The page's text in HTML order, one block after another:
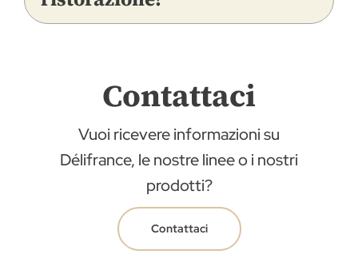
Contattaci
Vuoi ricevere informazioni su
Délifrance, le nostre linee o i nostri
prodotti?
Contattaci